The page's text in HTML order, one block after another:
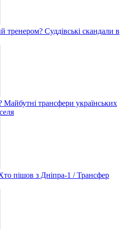
Суддівські скандали в
трансфери українських
пішов з Дніпра-1 / Трансфер